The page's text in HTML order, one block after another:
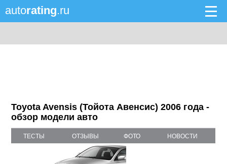
autorating.ru
Toyota Avensis (Тойота Авенсис) 2006 года -
обзор модели авто
ТЕСТЫ ОТЗЫВЫ ФОТО НОВОСТИ